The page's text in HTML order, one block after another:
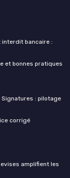
interdit bancaire :
et bonnes pratiques
Signatures : pilotage
corrigé
amplifient les